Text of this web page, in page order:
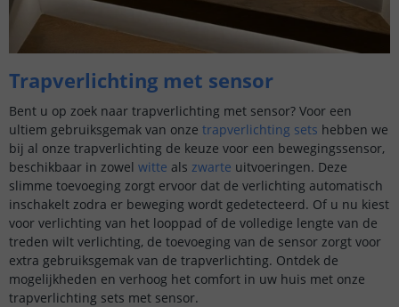
Trapverlichting met sensor
Bent u op zoek naar trapverlichting met sensor? Voor een
ultiem gebruiksgemak van onze trapverlichting sets hebben we
bij al onze trapverlichting de keuze voor een bewegingssensor,
beschikbaar in zowel witte als zwarte uitvoeringen. Deze
slimme toevoeging zorgt ervoor dat de verlichting automatisch
inschakelt zodra er beweging wordt gedetecteerd. Of u nu kiest
voor verlichting van het looppad of de volledige lengte van de
treden wilt verlichting, de toevoeging van de sensor zorgt voor
extra gebruiksgemak van de trapverlichting. Ontdek de
mogelijkheden en verhoog het comfort in uw huis met onze
trapverlichting sets met sensor.